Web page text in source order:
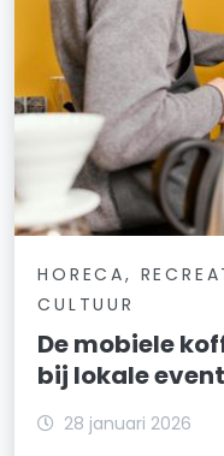
HORECA,
CULTUUR
De mobiele
bij lokale
28 januari 2026